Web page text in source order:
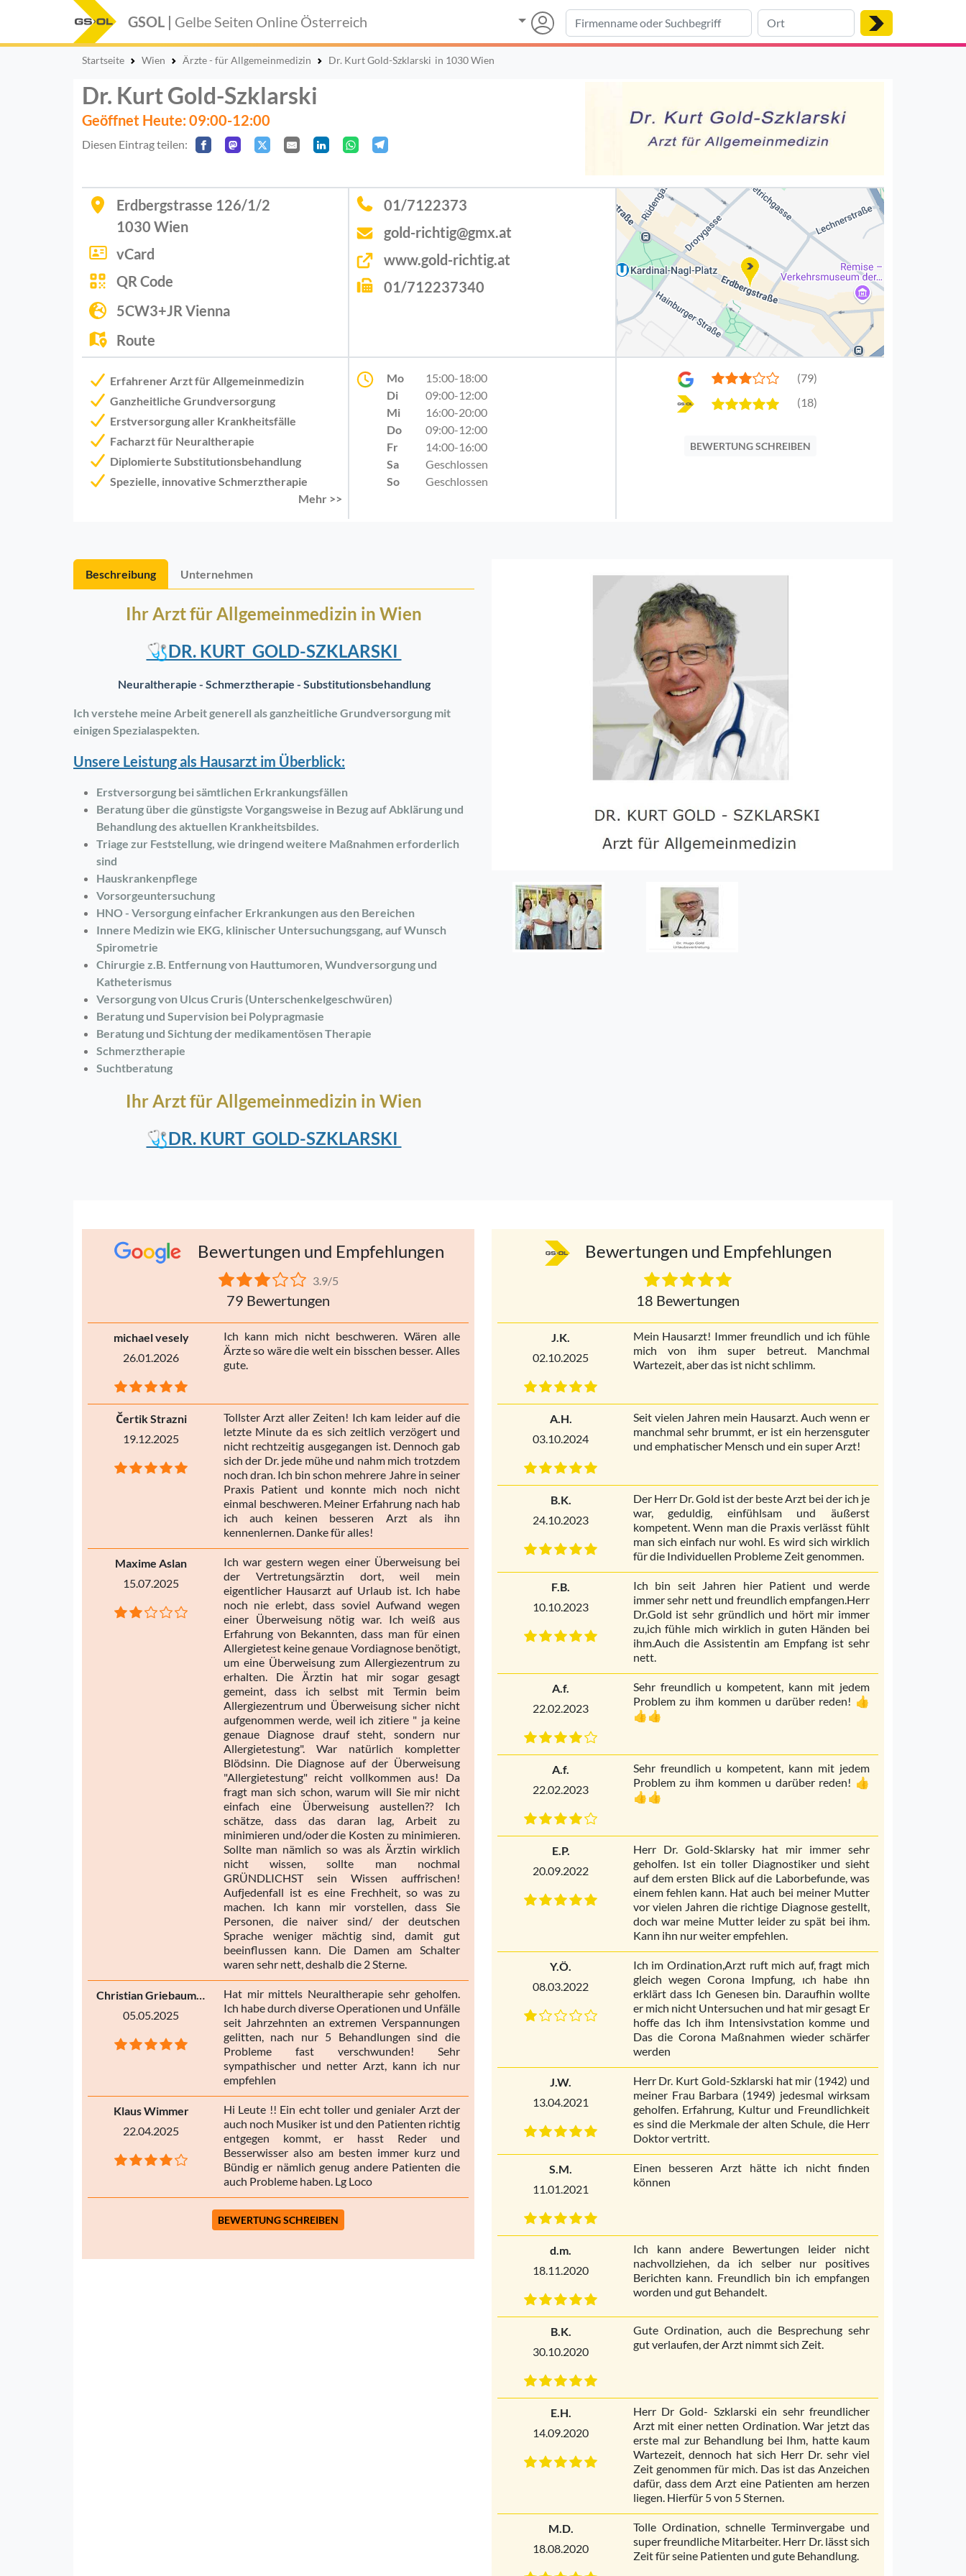
GSOL | Gelbe Seiten Online Österreich
Startseite Wien Ärzte - für Allgemeinmedizin Dr. Kurt Gold-Szklarski in 1030 Wien
Dr. Kurt Gold-Szklarski
Geöffnet Heute: 09:00-12:00
Diesen Eintrag teilen:
Erdbergstrasse 126/1/2
1030 Wien
vCard
QR Code
5CW3+JR Vienna
Route
01/7122373
gold-richtig@gmx.at
www.gold-richtig.at
01/712237340
Erfahrener Arzt für Allgemeinmedizin
Ganzheitliche Grundversorgung
Erstversorgung aller Krankheitsfälle
Facharzt für Neuraltherapie
Diplomierte Substitutionsbehandlung
Spezielle, innovative Schmerztherapie
Mehr >>
Mo
15:00-18:00
Di
09:00-12:00
Mi
16:00-20:00
Do
09:00-12:00
Fr
14:00-16:00
Sa
Geschlossen
So
Geschlossen
(79)
(18)
BEWERTUNG SCHREIBEN
Beschreibung Unternehmen
Ihr Arzt für Allgemeinmedizin in Wien
🩺DR. KURT GOLD-SZKLARSKI
Neuraltherapie - Schmerztherapie - Substitutionsbehandlung
Ich verstehe meine Arbeit generell als ganzheitliche Grundversorgung mit
einigen Spezialaspekten.
Unsere Leistung als Hausarzt im Überblick:
Erstversorgung bei sämtlichen Erkrankungsfällen
Beratung über die günstigste Vorgangsweise in Bezug auf Abklärung und
Behandlung des aktuellen Krankheitsbildes.
Triage zur Feststellung, wie dringend weitere Maßnahmen erforderlich
sind
Hauskrankenpflege
Vorsorgeuntersuchung
HNO - Versorgung einfacher Erkrankungen aus den Bereichen
Innere Medizin wie EKG, klinischer Untersuchungsgang, auf Wunsch
Spirometrie
Chirurgie z.B. Entfernung von Hauttumoren, Wundversorgung und
Katheterismus
Versorgung von Ulcus Cruris (Unterschenkelgeschwüren)
Beratung und Supervision bei Polypragmasie
Beratung und Sichtung der medikamentösen Therapie
Schmerztherapie
Suchtberatung
Ihr Arzt fürAllgemeinmedizin in Wien
🩺DR. KURT GOLD-SZKLARSKI
Bewertungen und Empfehlungen
3.9/5
79 Bewertungen
michael vesely
26.01.2026
Ich kann mich nicht beschweren. Wären alle
Ärzte so wäre die welt ein bisschen besser. Alles
gute.
Čertik Strazni
19.12.2025
Tollster Arzt aller Zeiten! Ich kam leider auf die
letzte Minute da es sich zeitlich verzögert und
nicht rechtzeitig ausgegangen ist. Dennoch gab
sich der Dr. jede mühe und nahm mich trotzdem
noch dran. Ich bin schon mehrere Jahre in seiner
Praxis Patient und konnte mich noch nicht
einmal beschweren. Meiner Erfahrung nach hab
ich auch keinen besseren Arzt als ihn
kennenlernen. Danke für alles!
Maxime Aslan
15.07.2025
Ich war gestern wegen einer Überweisung bei
der Vertretungsärztin dort, weil mein
eigentlicher Hausarzt auf Urlaub ist. Ich habe
noch nie erlebt, dass soviel Aufwand wegen
einer Überweisung nötig war. Ich weiß aus
Erfahrung von Bekannten, dass man für einen
Allergietest keine genaue Vordiagnose benötigt,
um eine Überweisung zum Allergiezentrum zu
erhalten. Die Ärztin hat mir sogar gesagt
gemeint, dass ich selbst mit Termin beim
Allergiezentrum und Überweisung sicher nicht
aufgenommen werde, weil ich zitiere " ja keine
genaue Diagnose drauf steht, sondern nur
Allergietestung". War natürlich kompletter
Blödsinn. Die Diagnose auf der Überweisung
"Allergietestung" reicht vollkommen aus! Da
fragt man sich schon, warum will Sie mir nicht
einfach eine Überweisung austellen?? Ich
schätze, dass das daran lag, Arbeit zu
minimieren und/oder die Kosten zu minimieren.
Sollte man nämlich so was als Ärztin wirklich
nicht wissen, sollte man nochmal
GRÜNDLICHST sein Wissen auffrischen!
Aufjedenfall ist es eine Frechheit, so was zu
machen. Ich kann mir vorstellen, dass Sie
Personen, die naiver sind/ der deutschen
Sprache weniger mächtig sind, damit gut
beeinflussen kann. Die Damen am Schalter
waren sehr nett, deshalb die 2 Sterne.
Christian Griebaumer
05.05.2025
Hat mir mittels Neuraltherapie sehr geholfen.
Ich habe durch diverse Operationen und Unfälle
seit Jahrzehnten an extremen Verspannungen
gelitten, nach nur 5 Behandlungen sind die
Probleme fast verschwunden! Sehr
sympathischer und netter Arzt, kann ich nur
empfehlen
Klaus Wimmer
22.04.2025
Hi Leute !! Ein echt toller und genialer Arzt der
auch noch Musiker ist und den Patienten richtig
entgegen kommt, er hasst Reder und
Besserwisser also am besten immer kurz und
Bündig er nämlich genug andere Patienten die
auch Probleme haben. Lg Loco
BEWERTUNG SCHREIBEN
Bewertungen und Empfehlungen
18 Bewertungen
J.K.
02.10.2025
Mein Hausarzt! Immer freundlich und ich fühle
mich von ihm super betreut. Manchmal
Wartezeit, aber das ist nicht schlimm.
A.H.
03.10.2024
Seit vielen Jahren mein Hausarzt. Auch wenn er
manchmal sehr brummt, er ist ein herzensguter
und emphatischer Mensch und ein super Arzt!
B.K.
24.10.2023
Der Herr Dr. Gold ist der beste Arzt bei der ich je
war, geduldig, einfühlsam und äußerst
kompetent. Wenn man die Praxis verlässt fühlt
man sich einfach nur wohl. Es wird sich wirklich
für die Individuellen Probleme Zeit genommen.
F.B.
10.10.2023
Ich bin seit Jahren hier Patient und werde
immer sehr nett und freundlich empfangen.Herr
Dr.Gold ist sehr gründlich und hört mir immer
zu,ich fühle mich wirklich in guten Händen bei
ihm.Auch die Assistentin am Empfang ist sehr
nett.
A.f.
22.02.2023
Sehr freundlich u kompetent, kann mit jedem
Problem zu ihm kommen u darüber reden! 👍
👍👍
A.f.
22.02.2023
Sehr freundlich u kompetent, kann mit jedem
Problem zu ihm kommen u darüber reden! 👍
👍👍
E.P.
20.09.2022
Herr Dr. Gold-Sklarsky hat mir immer sehr
geholfen. Ist ein toller Diagnostiker und sieht
auf dem ersten Blick auf die Laborbefunde, was
einem fehlen kann. Hat auch bei meiner Mutter
vor vielen Jahren die richtige Diagnose gestellt,
doch war meine Mutter leider zu spät bei ihm.
Kann ihn nur weiter empfehlen.
Y.Ö.
08.03.2022
Ich im Ordination,Arzt ruft mich auf, fragt mich
gleich wegen Corona Impfung, ıch habe ıhn
erklärt dass Ich Genesen bin. Daraufhin wollte
er mich nicht Untersuchen und hat mir gesagt Er
hoffe das Ich ihm Intensivstation komme und
Das die Corona Maßnahmen wieder schärfer
werden
J.W.
13.04.2021
Herr Dr. Kurt Gold-Szklarski hat mir (1942) und
meiner Frau Barbara (1949) jedesmal wirksam
geholfen. Erfahrung, Kultur und Freundlichkeit
es sind die Merkmale der alten Schule, die Herr
Doktor vertritt.
S.M.
11.01.2021
Einen besseren Arzt hätte ich nicht finden
können
d.m.
18.11.2020
Ich kann andere Bewertungen leider nicht
nachvollziehen, da ich selber nur positives
Berichten kann. Freundlich bin ich empfangen
worden und gut Behandelt.
B.K.
30.10.2020
Gute Ordination, auch die Besprechung sehr
gut verlaufen, der Arzt nimmt sich Zeit.
E.H.
14.09.2020
Herr Dr Gold- Szklarski ein sehr freundlicher
Arzt mit einer netten Ordination. War jetzt das
erste mal zur Behandlung bei Ihm, hatte kaum
Wartezeit, dennoch hat sich Herr Dr. sehr viel
Zeit genommen für mich. Das ist das Anzeichen
dafür, dass dem Arzt eine Patienten am herzen
liegen. Hierfür 5 von 5 Sternen.
M.D.
18.08.2020
Tolle Ordination, schnelle Terminvergabe und
super freundliche Mitarbeiter. Herr Dr. lässt sich
Zeit für seine Patienten und gute Behandlung.